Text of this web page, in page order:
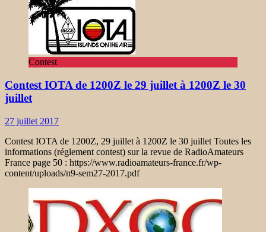
Contest
Contest IOTA de 1200Z le 29 juillet à 1200Z le 30
juillet
27 juillet 2017
Contest IOTA de 1200Z, 29 juillet à 1200Z le 30 juillet Toutes les
informations (réglement contest) sur la revue de RadioAmateurs
France page 50 : https://www.radioamateurs-france.fr/wp-
content/uploads/n9-sem27-2017.pdf